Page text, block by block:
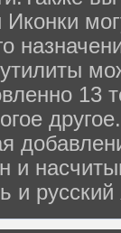
Иконки
утилиты
13
и
и